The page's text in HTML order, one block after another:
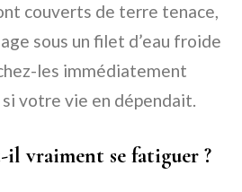
couverts de terre tenace,
sous un filet d’eau froide
les immédiatement
si votre vie en dépendait.
il vraiment se fatiguer ?